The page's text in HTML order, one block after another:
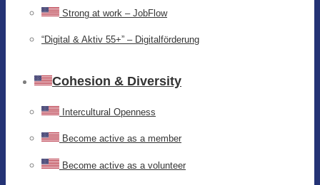
Strong at work – JobFlow
“Digital & Aktiv 55+” – Digitalförderung
Cohesion & Diversity
Intercultural Openness
Become active as a member
Become active as a volunteer